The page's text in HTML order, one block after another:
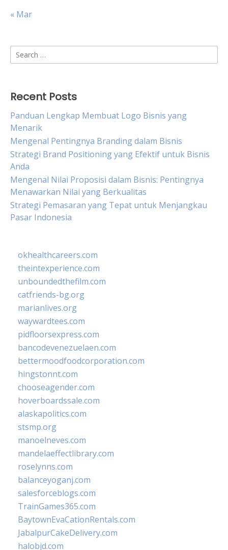
« Mar
Search
for:
Recent Posts
Panduan Lengkap Membuat Logo Bisnis yang
Menarik
Mengenal Pentingnya Branding dalam Bisnis
Strategi Brand Positioning yang Efektif untuk Bisnis
Anda
Mengenal Nilai Proposisi dalam Bisnis: Pentingnya
Menawarkan Nilai yang Berkualitas
Strategi Pemasaran yang Tepat untuk Menjangkau
Pasar Indonesia
okhealthcareers.com
theintexperience.com
unboundedthefilm.com
catfriends-bg.org
marianlives.org
waywardtees.com
pidfloorsexpress.com
bancodevenezuelaen.com
bettermoodfoodcorporation.com
hingstonnt.com
chooseagender.com
hoverboardssale.com
alaskapolitics.com
stsmp.org
manoelneves.com
mandelaeffectlibrary.com
roselynns.com
balanceyoganj.com
salesforceblogs.com
TrainGames365.com
BaytownEvaCationRentals.com
JabalpurCakeDelivery.com
halobjd.com